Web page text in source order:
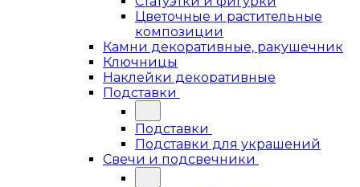
Цветочные и растительные
композиции
Камни декоративные, ракушечник
Ключницы
Наклейки декоративные
Подставки
Подставки
Подставки для украшений
Свечи и подсвечники